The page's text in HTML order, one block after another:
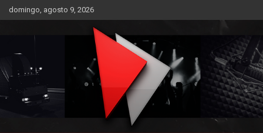
Saltar
al
domingo, agosto 9, 2026